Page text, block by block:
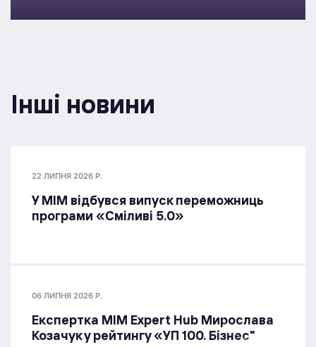
Інші новини
22 ЛИПНЯ 2026 Р.
У МІМ відбувся випуск переможниць
програми «Сміливі 5.0»
06 ЛИПНЯ 2026 Р.
Експертка MIM Expert Hub Мирослава
Козачук у рейтингу «УП 100. Бізнес"